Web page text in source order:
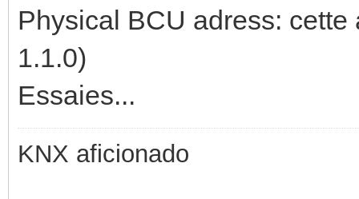
Physical BCU adress:
1.1.0)
Essaies...
KNX aficionado